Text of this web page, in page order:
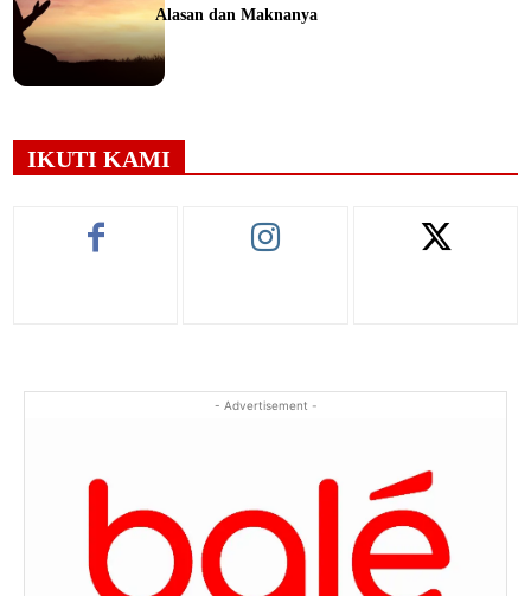
Alasan dan Maknanya
IKUTI KAMI
- Advertisement -